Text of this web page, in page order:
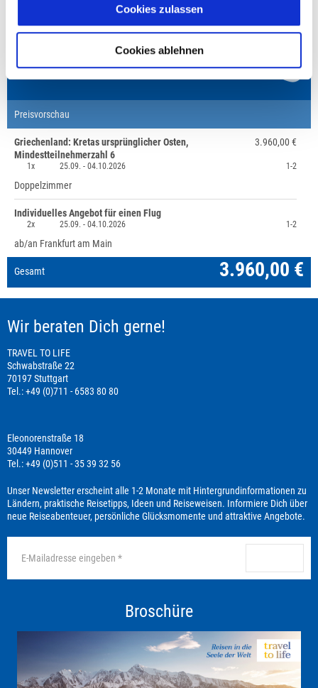
Cookies zulassen
Cookies ablehnen
Fragen zur Buchung?
+49 (0)711 - 6583 80 80
Preisvorschau
3.960,00 €
Griechenland: Kretas ursprünglicher Osten,
Mindestteilnehmerzahl 6
1x 25.09. -04.10.2026 1-2
Doppelzimmer
Individuelles Angebot für einen Flug
2x 25.09. -04.10.2026 1-2
ab/an Frankfurt am Main
Gesamt 3.960,00 €
Wir beraten Dich gerne!
TRAVEL TO LIFE
Schwabstraße 22
70197 Stuttgart
Tel.: +49 (0)711 - 6583 80 80
Eleonorenstraße 18
30449 Hannover
Tel.: +49 (0)511 - 35 39 32 56
Unser Newsletter erscheint alle 1-2 Monate mit Hintergrundinformationen zu
Ländern, praktische Reisetipps, Ideen und Reiseweisen. Informiere Dich über
neue Reiseabenteuer, persönliche Glücksmomente und attraktive Angebote.
Broschüre